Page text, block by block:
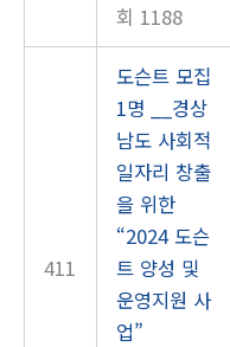
회 1188
411
도슨트 모집
1명 __경상
남도 사회적
일자리 창출
을 위한
“2024 도슨
트 양성 및
운영지원 사
업”